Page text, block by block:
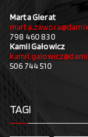
Marta Gierat
798 460 830
Kamil Gałowicz
506 744 510
TAGI